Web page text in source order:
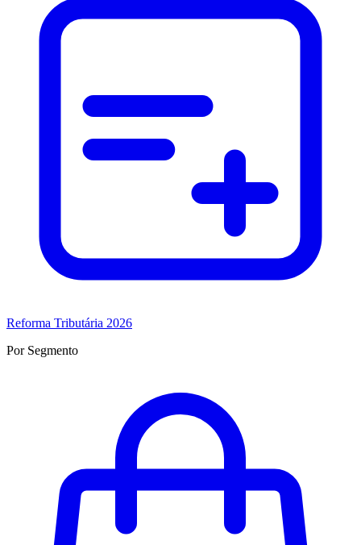
Reforma Tributária 2026
Por Segmento